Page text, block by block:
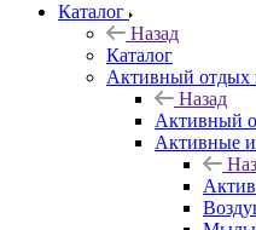
Каталог
Назад
Каталог
Активный отдых
Назад
Активный
Активные